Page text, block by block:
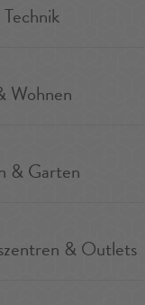
Wohnen
& Garten
& Outlets